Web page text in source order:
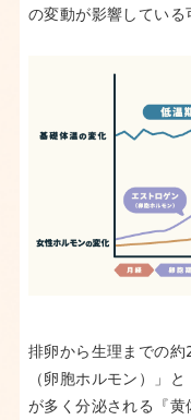
の変動が影響している
排卵から生理までの
（卵胞ホルモン）」
が多く分泌される『